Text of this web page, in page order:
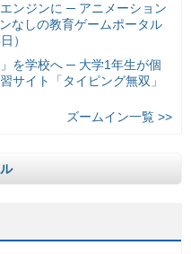
ンジンに ─ アニメーション
なしの教育ゲームポータル
）
を学校へ ─ 大学1年生が個
サイト「タイピング無双」
ズームイン一覧 >>